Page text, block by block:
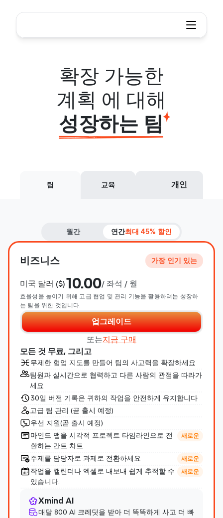
plans
확장 가능한
계획 에 대해
성장하는 팀
개인
팀 교육
월간 연간최대 45% 할인
가장 인기 있는
비즈니스
미국 달러 ($)10.00/ 좌석 / 월
효율성을 높이기 위해 고급 협업 및 관리 기능을 활용하려는 성장하
는 팀을 위한 것입니다.
업그레이드
또는지금 구매
모든 것 무료, 그리고
무제한 협업 지도를 만들어 팀의 사고력을 확장하세요
팀원과 실시간으로 협력하고 다른 사람의 관점을 따라가
세요
30일 버전 기록은 귀하의 작업을 안전하게 유지합니다
고급 팀 관리 (곧 출시 예정)
우선 지원(곧 출시 예정)
마인드 맵을 시각적 프로젝트 타임라인으로 전
환하는 간트 차트
새로운
주제를 담당자로 과제로 전환하세요 새로운
작업을 캘린더나 엑셀로 내보내 쉽게 추적할 수
있습니다.
새로운
Xmind AI
매달 800 AI 크레딧을 받아 더 똑똑하게 사고 더 빠